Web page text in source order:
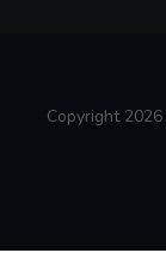
Copyright 2026